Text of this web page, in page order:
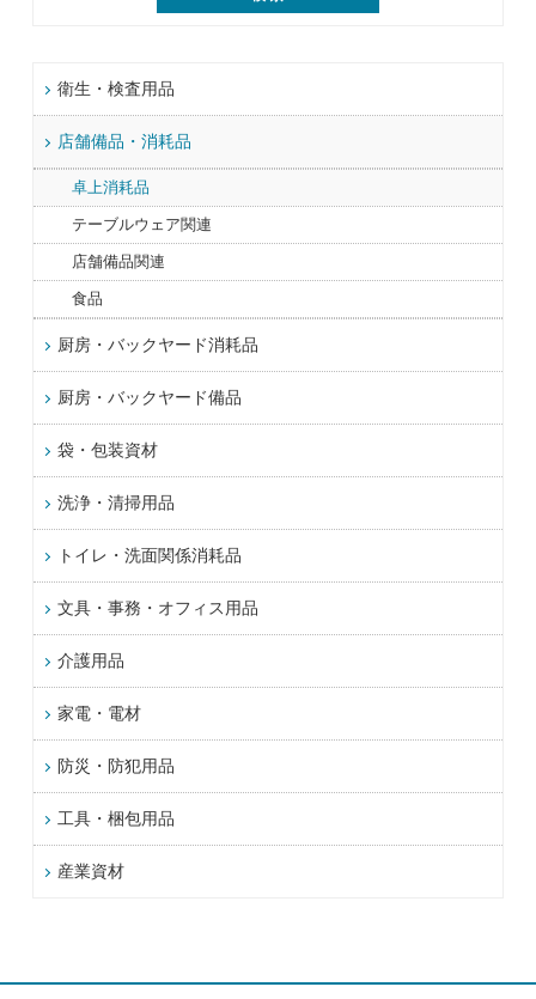
衛生・検査用品
店舗備品・消耗品
卓上消耗品
テーブルウェア関連
店舗備品関連
食品
厨房・バックヤード消耗品
厨房・バックヤード備品
袋・包装資材
洗浄・清掃用品
トイレ・洗面関係消耗品
文具・事務・オフィス用品
介護用品
家電・電材
防災・防犯用品
工具・梱包用品
産業資材